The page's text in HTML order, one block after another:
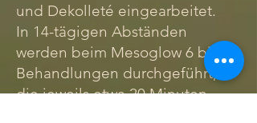
und Dekolleté eingearbeitet.
In 14-tägigen Abständen
werden beim Mesoglow 6 bis 8
Behandlungen durchgeführt,
die jeweils etwa 20 Minuten